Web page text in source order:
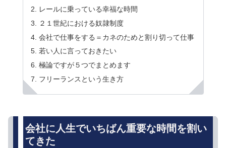
レールに乗っている幸福な時間
２１世紀における奴隷制度
会社で仕事をする＝カネのためと割り切って仕事
若い人に言っておきたい
極論ですが５つでまとめます
フリーランスという生き方
会社に人生でいちばん重要な時間を割い
てきた